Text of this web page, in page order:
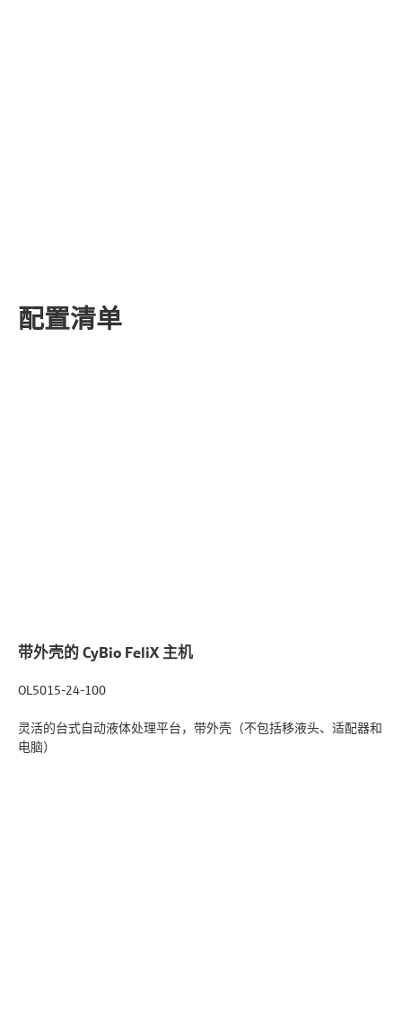
配置清单
带外壳的 CyBio FeliX 主机
OL5015-24-100
灵活的台式自动液体处理平台，带外壳（不包括移液头、适配器和
电脑）